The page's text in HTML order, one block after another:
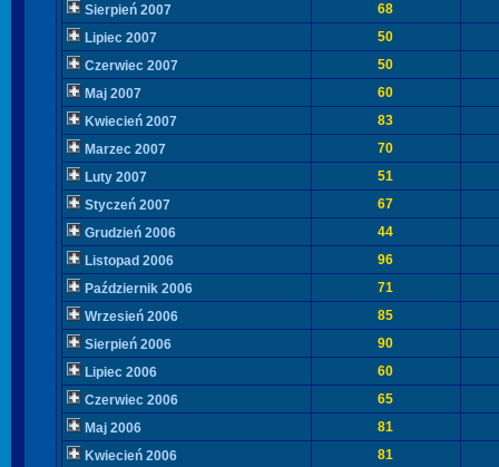
Sierpień 2007
68
Lipiec 2007
50
Czerwiec 2007
50
Maj 2007
60
Kwiecień 2007
83
Marzec 2007
70
Luty 2007
51
Styczeń 2007
67
Grudzień 2006
44
Listopad 2006
96
Październik 2006
71
Wrzesień 2006
85
Sierpień 2006
90
Lipiec 2006
60
Czerwiec 2006
65
Maj 2006
81
Kwiecień 2006
81